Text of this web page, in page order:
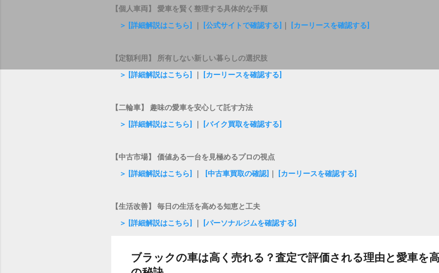
【個人車両】 愛車を賢く整理する具体的な手順
＞ [詳細解説はこちら]
[公式サイトで確認する] [カーリースを確認する]
【定額利用】 所有しない新しい暮らしの選択肢
＞ [詳細解説はこちら]
[カーリースを確認する]
【二輪車】 趣味の愛車を安心して託す方法
＞ [詳細解説はこちら]
[バイク買取を確認する]
【中古市場】 価値ある一台を見極めるプロの視点
＞ [詳細解説はこちら]
[中古車買取の確認] [カーリースを確認する]
【生活改善】 毎日の生活を高める知恵と工夫
＞ [詳細解説はこちら]
[パーソナルジムを確認する]
ブラックの車は高く売れる？査定で評価される理由と愛車を